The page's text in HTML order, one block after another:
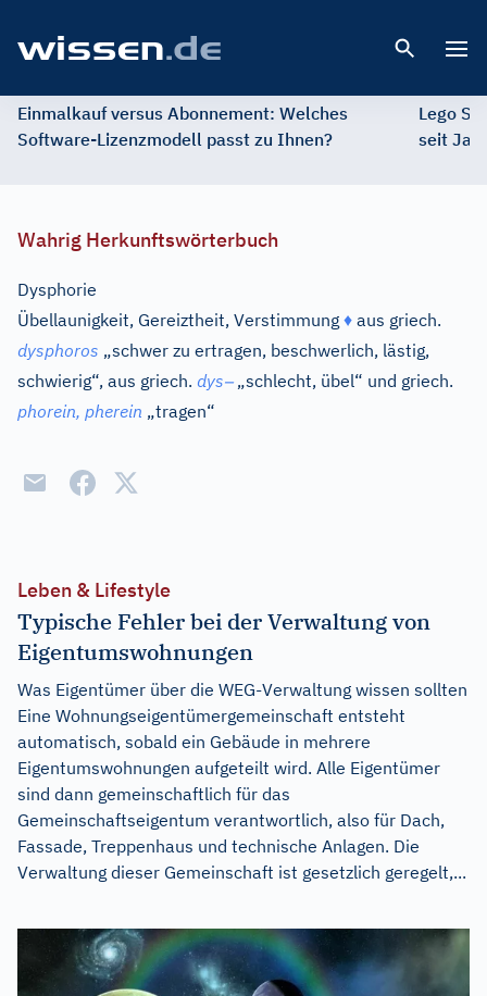
Einmalkauf versus Abonnement: Welches
Software-Lizenzmodell passt zu Ihnen?
Lego
seit
Wahrig Herkunftswörterbuch
Dysphorie
Übellaunigkeit, Gereiztheit, Verstimmung ♦ aus griech.
dysphoros „schwer zu ertragen, beschwerlich, lästig,
schwierig“, aus griech. dys–„schlecht, übel“ und griech.
phorein, pherein „tragen“
Leben & Lifestyle
Typische Fehler bei der Verwaltung von
Eigentumswohnungen
Was Eigentümer über die WEG-Verwaltung wissen sollten
Eine Wohnungseigentümergemeinschaft entsteht
automatisch, sobald ein Gebäude in mehrere
Eigentumswohnungen aufgeteilt wird. Alle Eigentümer
sind dann gemeinschaftlich für das
Gemeinschaftseigentum verantwortlich, also für Dach,
Fassade, Treppenhaus und technische Anlagen. Die
Verwaltung dieser Gemeinschaft ist gesetzlich geregelt,...